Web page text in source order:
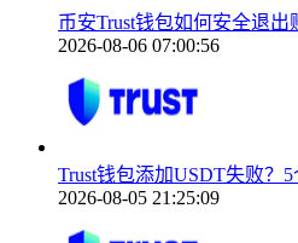
币安Trust钱包如何安全退
2026-08-06 07:00:56
Trust钱包添加USDT失败？
2026-08-05 21:25:09